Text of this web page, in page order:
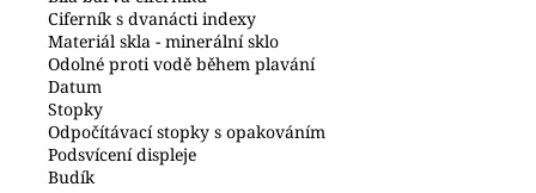
Ciferník s dvanácti indexy
Materiál skla - minerální sklo
Odolné proti vodě během plavání
Datum
Stopky
Odpočítávací stopky s opakováním
Podsvícení displeje
Budík